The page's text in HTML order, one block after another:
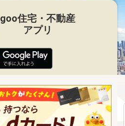
goo住宅・不動産
アプリ